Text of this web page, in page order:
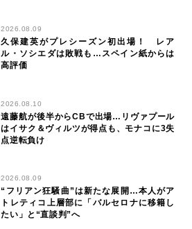
2026.08.09
久保建英がプレシーズン初出場！ レア
ル・ソシエダは敗戦も…スペイン紙からは
高評価
2026.08.10
遠藤航が後半からCBで出場…リヴァプール
はイサク＆ヴィルツが得点も、モナコに3失
点逆転負け
2026.08.09
“フリアン狂騒曲”は新たな展開…本人がア
トレティコ上層部に「バルセロナに移籍し
たい」と“直談判”へ